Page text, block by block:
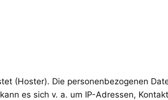
(Hoster). Die personenbezogenen
es sich v. a. um IP-Adressen,